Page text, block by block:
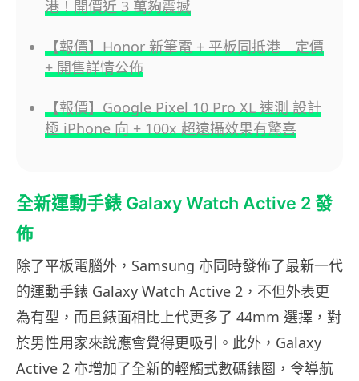
港！開價近 3 萬夠震撼
【報價】Honor 新筆電 + 平板同抵港 定價
+ 開售詳情公佈
【報價】Google Pixel 10 Pro XL 速測 設計
極 iPhone 向 + 100x 超遠攝效果有驚喜
全新運動手錶 Galaxy Watch Active 2 發
佈
除了平板電腦外，Samsung 亦同時發佈了最新一代
的運動手錶 Galaxy Watch Active 2，不但外表更
為有型，而且錶面相比上代更多了 44mm 選擇，對
於男性用家來說應會覺得更吸引。此外，Galaxy
Active 2 亦增加了全新的輕觸式數碼錶圈，令導航